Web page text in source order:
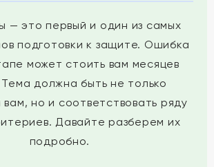
— это первый и один из самых
подготовки к защите. Ошибка
может стоить вам месяцев
должна быть не только
но и соответствовать ряду
Давайте разберем их
подробно.